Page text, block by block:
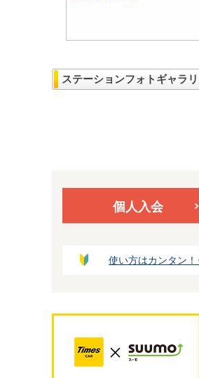
ステーションフォトギャラ
個人入会
使い方はカンタン